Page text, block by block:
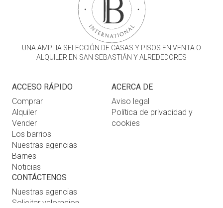
UNA AMPLIA SELECCIÓN DE CASAS Y PISOS EN VENTA O
ALQUILER EN SAN SEBASTIÁN Y ALREDEDORES
ACCESO RÁPIDO
Comprar
Alquiler
Vender
Los barrios
Nuestras agencias
Barnes
Noticias
ACERCA DE
Aviso legal
Política de privacidad y
cookies
CONTÁCTENOS
Nuestras agencias
Solicitar valoracion